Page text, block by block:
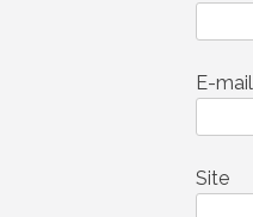
E-mail
Site